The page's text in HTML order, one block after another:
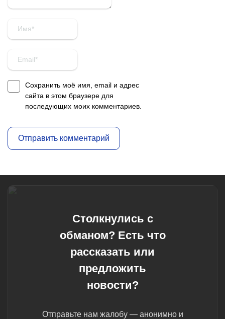
Сохранить моё имя, email и адрес
сайта в этом браузере для
последующих моих комментариев.
Столкнулись с
обманом? Есть что
рассказать или
предложить
новости?
Отправьте нам жалобу — анонимно и